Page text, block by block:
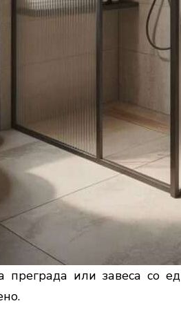
преграда или завеса со